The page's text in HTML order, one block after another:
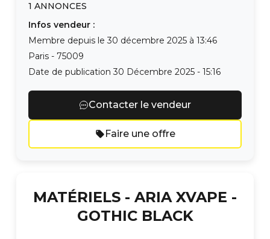
1 ANNONCES
Infos vendeur :
Membre depuis le30 décembre 2025 à 13:46
Paris - 75009
Date de publication30 Décembre 2025 - 15:16
Contacter le vendeur
Faire une offre
MATÉRIELS - ARIA XVAPE -
GOTHIC BLACK